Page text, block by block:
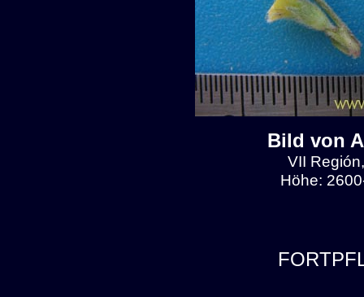
Bild von
VII
Höhe: